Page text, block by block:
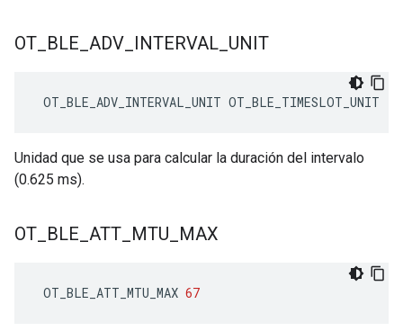
OT BLE ADV INTERVAL UNIT
OT_BLE_ADV_INTERVAL_UNIT OT_BLE_TIMESLOT_UNIT
Unidad que se usa para calcular la duración del intervalo
(0.625 ms).
OT BLE ATT MTU MAX
OT_BLE_ATT_MTU_MAX 67